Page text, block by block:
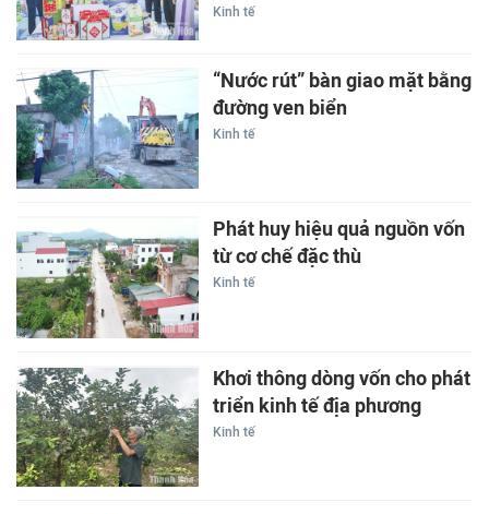
Kinh tế
“Nước rút” bàn giao mặt bằng
đường ven biển
Kinh tế
Phát huy hiệu quả nguồn vốn
từ cơ chế đặc thù
Kinh tế
Khơi thông dòng vốn cho phát
triển kinh tế địa phương
Kinh tế